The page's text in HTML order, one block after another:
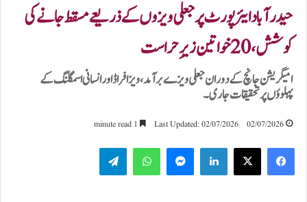
حیدرآباد ایئرپورٹ پر جعلی ویزوں کے ذریعے مسقط جانے کی
کوشش، 20 خواتین زیرِ حراست
امیگریشن جانچ کے دوران جعلی ویزے برآمد، ویزا فراڈ اور انسانی اسمگلنگ کے
پہلوؤں پر تحقیقات جاری۔
02/07/2026
Last Updated: 02/07/2026
LinkedIn
WhatsApp